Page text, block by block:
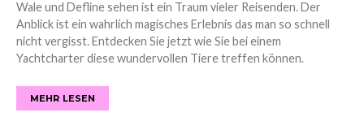
Wale und Defline sehen ist ein Traum vieler Reisenden. Der
Anblick ist ein wahrlich magisches Erlebnis das man so schnell
nicht vergisst. Entdecken Sie jetzt wie Sie bei einem
Yachtcharter diese wundervollen Tiere treffen können.
MEHR LESEN